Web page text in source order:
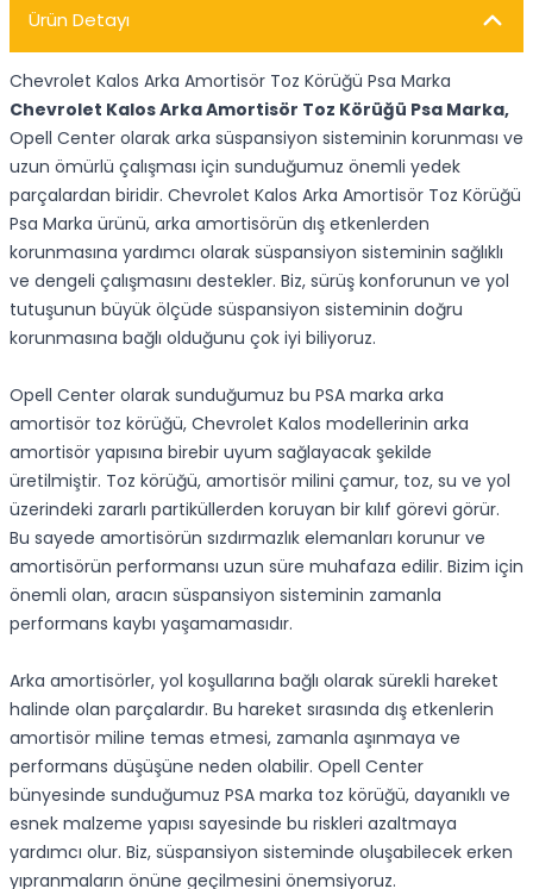
Ürün Detayı
Chevrolet Kalos Arka Amortisör Toz Körüğü Psa Marka
Chevrolet Kalos Arka Amortisör Toz Körüğü Psa Marka,
Opell Center olarak arka süspansiyon sisteminin korunması ve
uzun ömürlü çalışması için sunduğumuz önemli yedek
parçalardan biridir. Chevrolet Kalos Arka Amortisör Toz Körüğü
Psa Marka ürünü, arka amortisörün dış etkenlerden
korunmasına yardımcı olarak süspansiyon sisteminin sağlıklı
ve dengeli çalışmasını destekler. Biz, sürüş konforunun ve yol
tutuşunun büyük ölçüde süspansiyon sisteminin doğru
korunmasına bağlı olduğunu çok iyi biliyoruz.
Opell Center olarak sunduğumuz bu PSA marka arka
amortisör toz körüğü, Chevrolet Kalos modellerinin arka
amortisör yapısına birebir uyum sağlayacak şekilde
üretilmiştir. Toz körüğü, amortisör milini çamur, toz, su ve yol
üzerindeki zararlı partiküllerden koruyan bir kılıf görevi görür.
Bu sayede amortisörün sızdırmazlık elemanları korunur ve
amortisörün performansı uzun süre muhafaza edilir. Bizim için
önemli olan, aracın süspansiyon sisteminin zamanla
performans kaybı yaşamamasıdır.
Arka amortisörler, yol koşullarına bağlı olarak sürekli hareket
halinde olan parçalardır. Bu hareket sırasında dış etkenlerin
amortisör miline temas etmesi, zamanla aşınmaya ve
performans düşüşüne neden olabilir. Opell Center
bünyesinde sunduğumuz PSA marka toz körüğü, dayanıklı ve
esnek malzeme yapısı sayesinde bu riskleri azaltmaya
yardımcı olur. Biz, süspansiyon sisteminde oluşabilecek erken
yıpranmaların önüne geçilmesini önemsiyoruz.